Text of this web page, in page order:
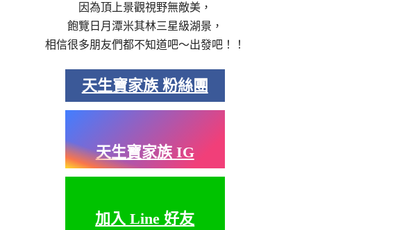
因為頂上景觀視野無敵美，
飽覽日月潭米其林三星級湖景，
相信很多朋友們都不知道吧～出發吧！！
天生寶家族 粉絲團
天生寶家族 IG
加入 Line 好友